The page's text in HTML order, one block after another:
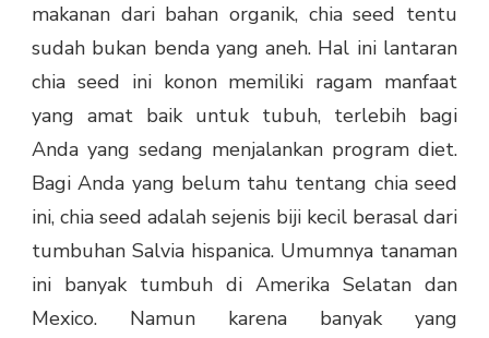
makanan dari bahan organik, chia seed tentu
sudah bukan benda yang aneh. Hal ini lantaran
chia seed ini konon memiliki ragam manfaat
yang amat baik untuk tubuh, terlebih bagi
Anda yang sedang menjalankan program diet.
Bagi Anda yang belum tahu tentang chia seed
ini, chia seed adalah sejenis biji kecil berasal dari
tumbuhan Salvia hispanica. Umumnya tanaman
ini banyak tumbuh di Amerika Selatan dan
Mexico. Namun karena banyak yang